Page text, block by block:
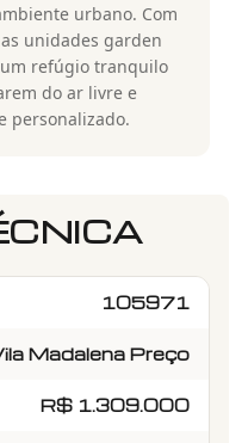
urbano. Com
unidades garden
um refúgio tranquilo
do ar livre e
personalizado.
105971
Madalena Preço
R$ 1.309.000